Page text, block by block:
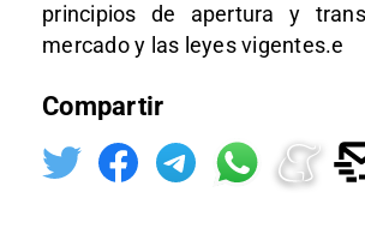
principios de apertura y
mercado y las leyes vigentes.e
Compartir